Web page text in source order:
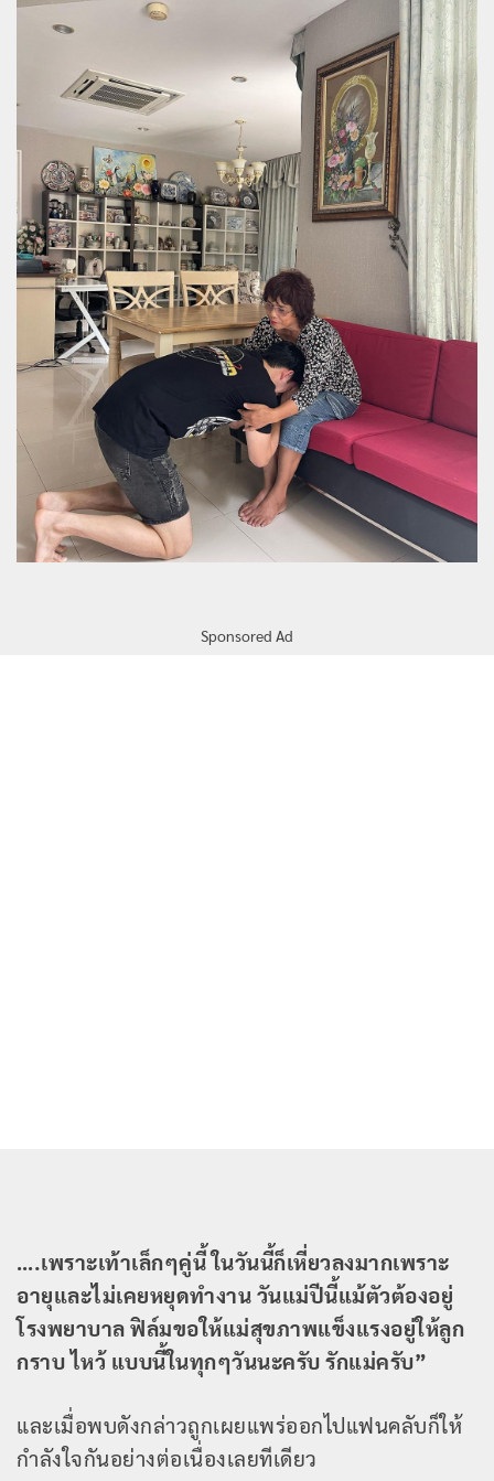
Sponsored Ad
….เพราะเท้าเล็กๆคู่นี้ ในวันนี้ก็เหี่ยวลงมากเพราะ
อายุและไม่เคยหยุดทำงาน วันแม่ปีนี้แม้ตัวต้องอยู่
โรงพยาบาล ฟิล์มขอให้แม่สุขภาพแข็งแรงอยู่ให้ลูก
กราบ ไหว้ แบบนี้ในทุกๆวันนะครับ รักแม่ครับ”
และเมื่อพบดังกล่าวถูกเผยแพร่ออกไปแฟนคลับก็ให้
กำลังใจกันอย่างต่อเนื่องเลยทีเดียว